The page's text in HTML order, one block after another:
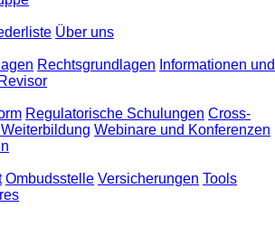
Über uns
Rechtsgrundlagen Informationen und
Regulatorische Schulungen Cross-
Webinare und Konferenzen
Ombudsstelle Versicherungen Tools